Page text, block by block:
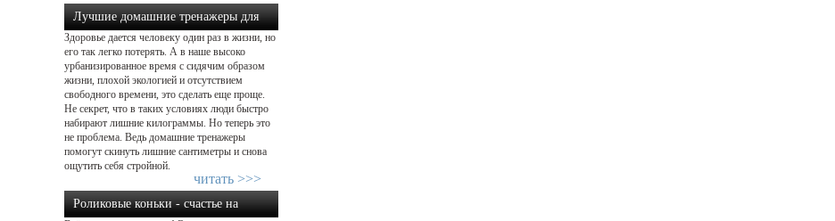
Лучшие домашние тренажеры для
похудения: какой выбрать?...
Здоровье дается человеку один раз в жизни, но
его так легко потерять. А в наше высоко
урбанизированное время с сидячим образом
жизни, плохой экологией и отсутствием
свободного времени, это сделать еще проще.
Не секрет, что в таких условиях люди быстро
набирают лишние килограммы. Но теперь это
не проблема. Ведь домашние тренажеры
помогут скинуть лишние сантиметры и снова
ощутить себя стройной.
читать >>>
Роликовые коньки - счастье на